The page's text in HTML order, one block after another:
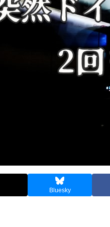
Bluesky